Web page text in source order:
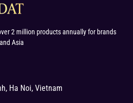
2 million products annually for brands
Asia
Ha Noi, Vietnam